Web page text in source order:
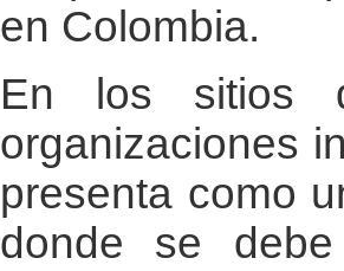
en Colombia.
En los sitios
organizaciones
presenta como
donde se